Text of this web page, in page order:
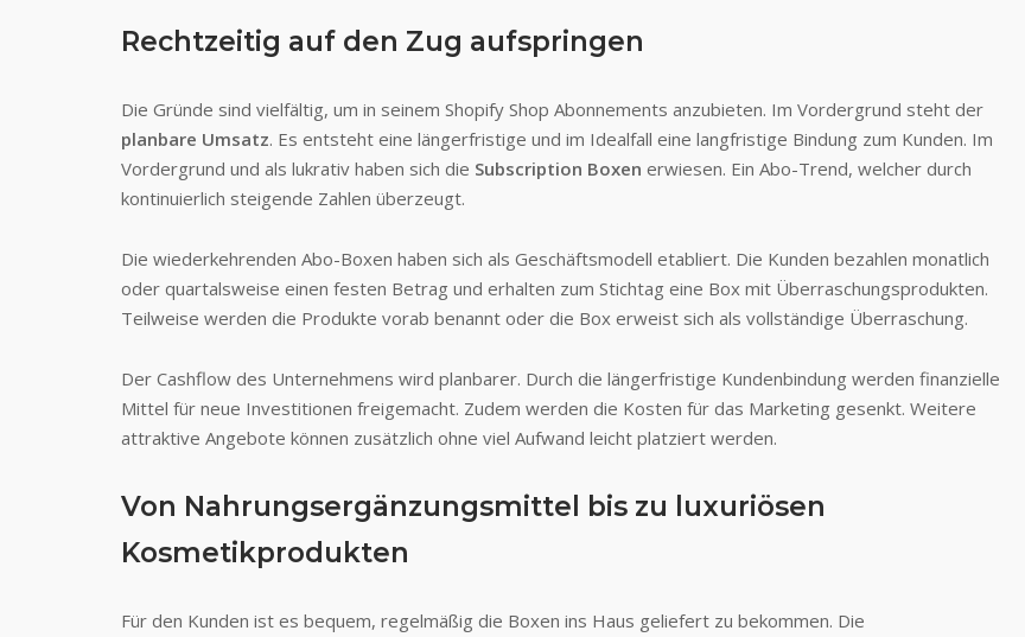
Rechtzeitig auf den Zug aufspringen
Die Gründe sind vielfältig, um in seinem Shopify Shop Abonnements anzubieten. Im Vordergrund steht der
planbare Umsatz. Es entsteht eine längerfristige und im Idealfall eine langfristige Bindung zum Kunden. Im
Vordergrund und als lukrativ haben sich die Subscription Boxen erwiesen. Ein Abo-Trend, welcher durch
kontinuierlich steigende Zahlen überzeugt.
Die wiederkehrenden Abo-Boxen haben sich als Geschäftsmodell etabliert. Die Kunden bezahlen monatlich
oder quartalsweise einen festen Betrag und erhalten zum Stichtag eine Box mit Überraschungsprodukten.
Teilweise werden die Produkte vorab benannt oder die Box erweist sich als vollständige Überraschung.
Der Cashflow des Unternehmens wird planbarer. Durch die längerfristige Kundenbindung werden finanzielle
Mittel für neue Investitionen freigemacht. Zudem werden die Kosten für das Marketing gesenkt. Weitere
attraktive Angebote können zusätzlich ohne viel Aufwand leicht platziert werden.
Von Nahrungsergänzungsmittel bis zu luxuriösen
Kosmetikprodukten
Für den Kunden ist es bequem, regelmäßig die Boxen ins Haus geliefert zu bekommen. Die